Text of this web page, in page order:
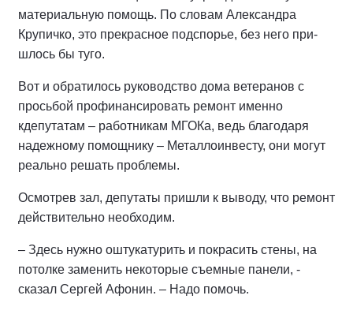
ма­териальную помощь. По словам Александра
Крупичко, это пре­красное подспорье, без него при­
шлось бы туго.
Вот и обратилось руководство дома ветеранов с
просьбой про­финансировать ремонт именно
кдепутатам – работникам МГОКа, ведь благодаря
надежному по­мощнику – Металлоинвесту, они могут
реально решать проблемы.
Осмотрев зал, депутаты пришли к выводу, что ремонт
действитель­но необходим.
– Здесь нужно оштукатурить и покрасить стены, на
потолке за­менить некоторые съемные па­нели, -
сказал Сергей Афонин. – Надо помочь.